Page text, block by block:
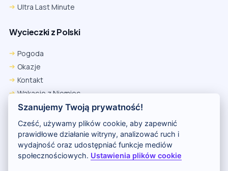
Ultra Last Minute
Wycieczki z Polski
Pogoda
Okazje
Kontakt
Wakacje z Niemiec
Polityka Prywatności
Wakacje w Egipcie
Rankingi hoteli
Szanujemy Twoją prywatność!
Cześć, używamy plików cookie, aby zapewnić
prawidłowe działanie witryny, analizować ruch i
wydajność oraz udostępniać funkcje mediów
społecznościowych. Ustawienia plików cookie